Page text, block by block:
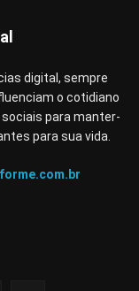
digital, sempre
o cotidiano
para manter-
para sua vida.